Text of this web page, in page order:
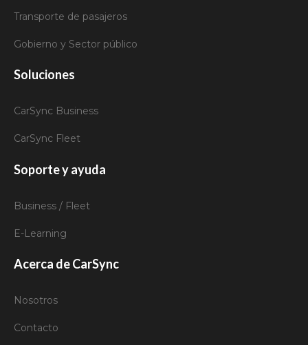
Transporte de pasajeros
Gobierno y Sector público
Soluciones
CarSync Business
CarSync Fleet
Soporte y ayuda
Business / Fleet
E-Learning
Acerca de CarSync
Nosotros
Contacto